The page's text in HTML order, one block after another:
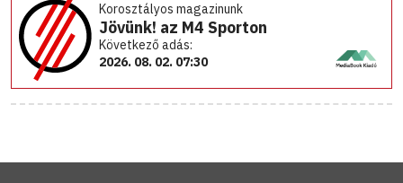
Korosztályos magazinunk
Jövünk! az M4 Sporton
Következő adás:
2026. 08. 02. 07:30